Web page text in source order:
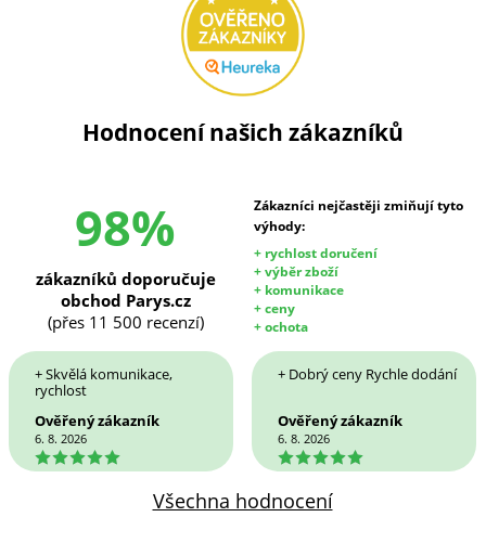
Hodnocení našich zákazníků
98%
Zákazníci nejčastěji zmiňují tyto
výhody:
+ rychlost doručení
+ výběr zboží
+ komunikace
+ ceny
+ ochota
zákazníků doporučuje
obchod Parys.cz
(přes 11 500 recenzí)
+ Skvělá komunikace,
rychlost
Ověřený zákazník
6. 8. 2026
5
+ Dobrý ceny Rychle dodání
Ověřený zákazník
6. 8. 2026
5
Všechna hodnocení